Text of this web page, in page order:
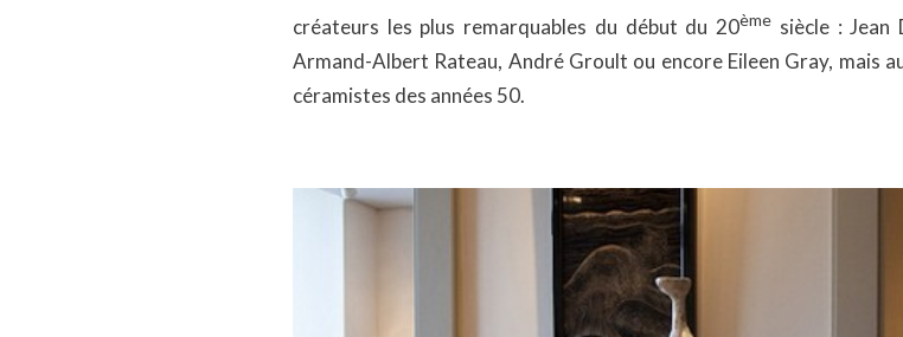
créateurs les plus remarquables du début du 20ème siècle : Jean
Armand-Albert Rateau, André Groult ou encore Eileen Gray, mais
céramistes des années 50.